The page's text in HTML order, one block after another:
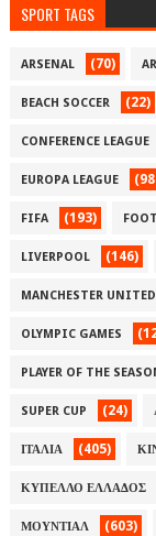
SPORT TAGS
ARSENAL (70)
BEACH SOCCER (22)
CONFERENCE LEAGUE
EUROPA LEAGUE
FIFA (193)
LIVERPOOL (146)
MANCHESTER UNITED
OLYMPIC GAMES
PLAYER OF THE
SUPER CUP (24)
ΙΤΑΛΙΑ (405)
ΚΥΠΕΛΛΟ ΕΛΛΑΔΟΣ
ΜΟΥΝΤΙΑΛ (603)